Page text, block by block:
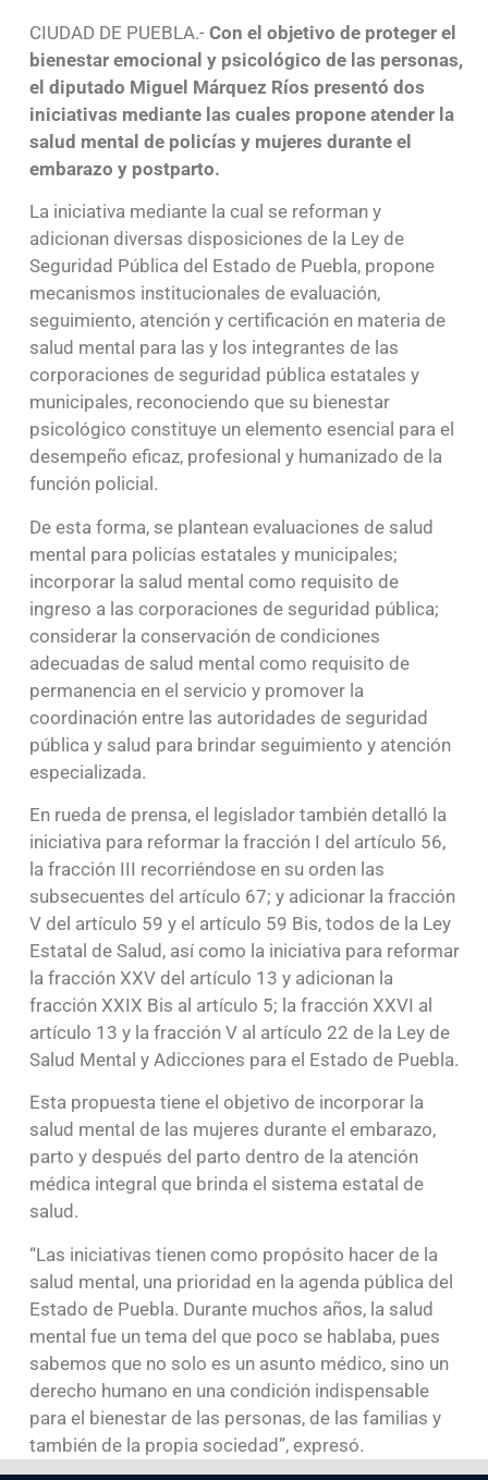
CIUDAD DE PUEBLA.- Con el objetivo de proteger el
bienestar emocional y psicológico de las personas,
el diputado Miguel Márquez Ríos presentó dos
iniciativas mediante las cuales propone atender la
salud mental de policías y mujeres durante el
embarazo y postparto.
La iniciativa mediante la cual se reforman y
adicionan diversas disposiciones de la Ley de
Seguridad Pública del Estado de Puebla, propone
mecanismos institucionales de evaluación,
seguimiento, atención y certificación en materia de
salud mental para las y los integrantes de las
corporaciones de seguridad pública estatales y
municipales, reconociendo que su bienestar
psicológico constituye un elemento esencial para el
desempeño eficaz, profesional y humanizado de la
función policial.
De esta forma, se plantean evaluaciones de salud
mental para policías estatales y municipales;
incorporar la salud mental como requisito de
ingreso a las corporaciones de seguridad pública;
considerar la conservación de condiciones
adecuadas de salud mental como requisito de
permanencia en el servicio y promover la
coordinación entre las autoridades de seguridad
pública y salud para brindar seguimiento y atención
especializada.
En rueda de prensa, el legislador también detalló la
iniciativa para reformar la fracción I del artículo 56,
la fracción III recorriéndose en su orden las
subsecuentes del artículo 67; y adicionar la fracción
V del artículo 59 y el artículo 59 Bis, todos de la Ley
Estatal de Salud, así como la iniciativa para reformar
la fracción XXV del artículo 13 y adicionan la
fracción XXIX Bis al artículo 5; la fracción XXVI al
artículo 13 y la fracción V al artículo 22 de la Ley de
Salud Mental y Adicciones para el Estado de Puebla.
Esta propuesta tiene el objetivo de incorporar la
salud mental de las mujeres durante el embarazo,
parto y después del parto dentro de la atención
médica integral que brinda el sistema estatal de
salud.
“Las iniciativas tienen como propósito hacer de la
salud mental, una prioridad en la agenda pública del
Estado de Puebla. Durante muchos años, la salud
mental fue un tema del que poco se hablaba, pues
sabemos que no solo es un asunto médico, sino un
derecho humano en una condición indispensable
para el bienestar de las personas, de las familias y
también de la propia sociedad”, expresó.